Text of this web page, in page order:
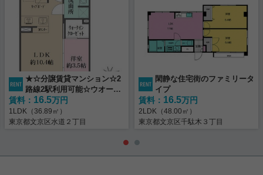
★☆分譲賃貸マンション☆2
路線2駅利用可能☆ウオーク
インクローゼットあり☆★
賃料： 16.5万円
1LDK（36.89㎡）
東京都文京区水道２丁目
閑静な住宅街のファミリータ
イプ
賃料： 16.5万円
2LDK（48.00㎡）
東京都文京区千駄木３丁目